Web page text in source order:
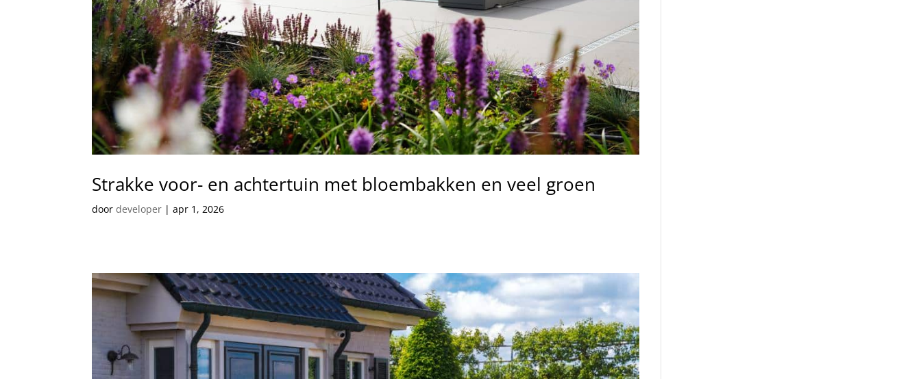
Strakke voor- en achtertuin met bloembakken en veel groen
doordeveloper |apr 1, 2026